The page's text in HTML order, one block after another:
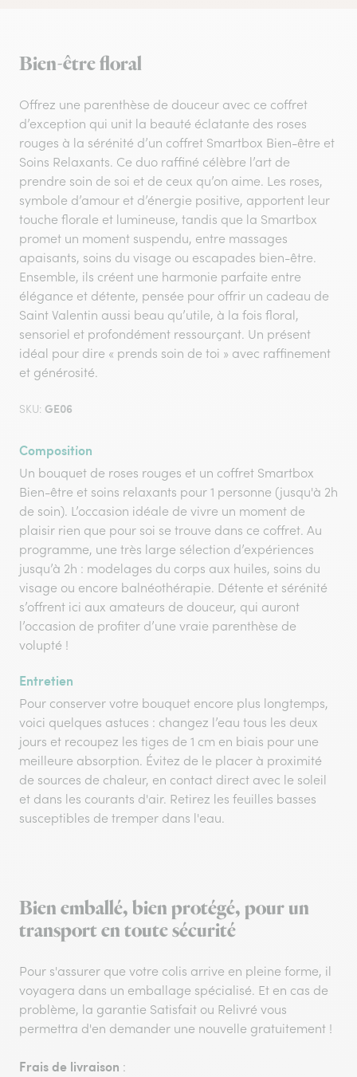
Bien-être floral
Offrez une parenthèse de douceur avec ce coffret
d’exception qui unit la beauté éclatante des roses
rouges à la sérénité d’un coffret Smartbox Bien-être et
Soins Relaxants. Ce duo raffiné célèbre l’art de
prendre soin de soi et de ceux qu’on aime. Les roses,
symbole d’amour et d’énergie positive, apportent leur
touche florale et lumineuse, tandis que la Smartbox
promet un moment suspendu, entre massages
apaisants, soins du visage ou escapades bien-être.
Ensemble, ils créent une harmonie parfaite entre
élégance et détente, pensée pour offrir un cadeau de
Saint Valentin aussi beau qu’utile, à la fois floral,
sensoriel et profondément ressourçant. Un présent
idéal pour dire « prends soin de toi » avec raffinement
et générosité.
SKU: GE06
Composition
Un bouquet de roses rouges et un coffret Smartbox
Bien-être et soins relaxants pour 1 personne (jusqu'à 2h
de soin). L’occasion idéale de vivre un moment de
plaisir rien que pour soi se trouve dans ce coffret. Au
programme, une très large sélection d’expériences
jusqu’à 2h : modelages du corps aux huiles, soins du
visage ou encore balnéothérapie. Détente et sérénité
s’offrent ici aux amateurs de douceur, qui auront
l’occasion de profiter d’une vraie parenthèse de
volupté !
Entretien
Pour conserver votre bouquet encore plus longtemps,
voici quelques astuces : changez l’eau tous les deux
jours et recoupez les tiges de 1 cm en biais pour une
meilleure absorption. Évitez de le placer à proximité
de sources de chaleur, en contact direct avec le soleil
et dans les courants d'air. Retirez les feuilles basses
susceptibles de tremper dans l'eau.
Bien emballé, bien protégé, pour un
transport en toute sécurité
Pour s'assurer que votre colis arrive en pleine forme, il
voyagera dans un emballage spécialisé. Et en cas de
problème, la garantie Satisfait ou Relivré vous
permettra d'en demander une nouvelle gratuitement !
Frais de livraison :